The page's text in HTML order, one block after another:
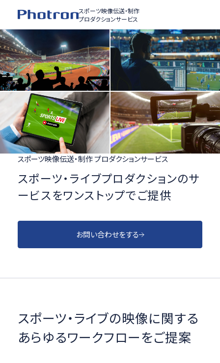
スポーツ映像伝送・制作
プロダクションサービス
スポーツ映像伝送・制作 プロダクションサービス
スポーツ・ライブプロダクションのサ
ービスをワンストップでご提供
お問い合わせをする
スポーツ・ライブの映像に関する
あらゆるワークフローをご提案